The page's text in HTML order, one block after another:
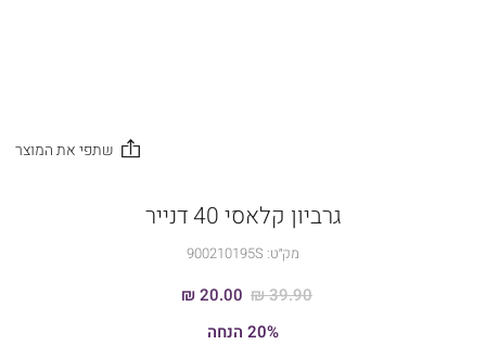
גרביון קלאסי 40 דנייר
מק״ט: 900210195S
20.00 ₪
39.90 ₪
20% הנחה